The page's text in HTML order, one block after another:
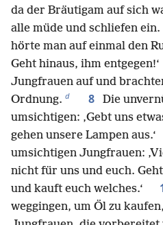
da der Bräutigam auf sich
alle müde und schliefen
hörte man auf einmal den
Geht hinaus, ihm
Jungfrauen auf und
Ordnung. d 8
Die
umsichtigen: ‚Gebt uns
gehen unsere Lampen aus.‘
umsichtigen Jungfrauen:
nicht für uns und euch.
und kauft euch welches.‘
weggingen, um Öl zu